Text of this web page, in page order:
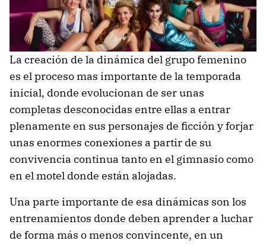
La creación de la dinámica del grupo femenino
es el proceso mas importante de la temporada
inicial, donde evolucionan de ser unas
completas desconocidas entre ellas a entrar
plenamente en sus personajes de ficción y forjar
unas enormes conexiones a partir de su
convivencia continua tanto en el gimnasio como
en el motel donde están alojadas.
Una parte importante de esa dinámicas son los
entrenamientos donde deben aprender a luchar
de forma más o menos convincente, en un